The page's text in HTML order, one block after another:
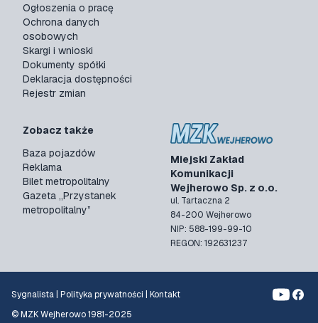
Miejski Zakład
Komunikacji
Wejherowo Sp. z o.o.
ul. Tartaczna 2
84-200 Wejherowo
NIP: 588-199-99-10
REGON: 192631237
Ogłoszenia o pracę
Ochrona danych
osobowych
Skargi i wnioski
Dokumenty spółki
Deklaracja dostępności
Rejestr zmian
Zobacz także
Baza pojazdów
Reklama
Bilet metropolitalny
Gazeta „Przystanek
metropolitalny”
Sygnalista Polityka prywatności
Kontakt
© MZK Wejherowo 1981-2025